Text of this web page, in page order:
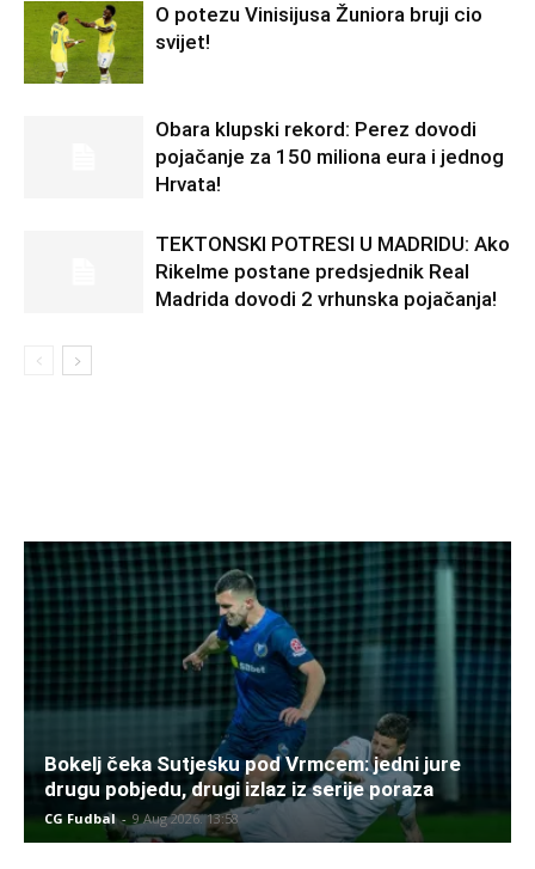
O potezu Vinisijusa Žuniora bruji cio
svijet!
Obara klupski rekord: Perez dovodi
pojačanje za 150 miliona eura i jednog
Hrvata!
TEKTONSKI POTRESI U MADRIDU: Ako
Rikelme postane predsjednik Real
Madrida dovodi 2 vrhunska pojačanja!
Bokelj čeka Sutjesku pod Vrmcem: jedni jure
drugu pobjedu, drugi izlaz iz serije poraza
CG Fudbal - 9 Aug 2026. 13:58